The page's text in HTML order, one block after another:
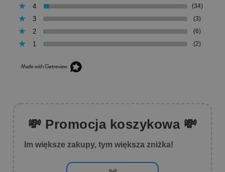
4 (34)
3 (3)
2 (6)
1 (2)
💸 Promocja koszykowa 💸
Im większe zakupy, tym większa zniżka!